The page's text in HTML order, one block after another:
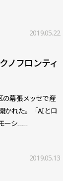
2019.05.22
ノフロンティ
の幕張メッセで産
かれた。「AIとロ
ーシ……
2019.05.13